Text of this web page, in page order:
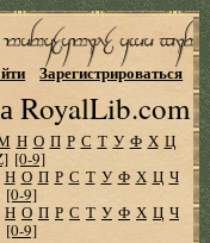
RoyalLib.com
Зарегистрироваться
Н О П Р С Т У Ф Х Ц
[0-9]
Н О П Р С Т У Ф Х Ц Ч
[0-9]
Н О П Р С Т У Ф Х Ц Ч
[0-9]